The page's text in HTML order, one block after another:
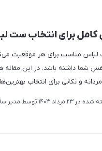
کامل برای انتخاب ست
مناسب برای هر موقعیت
شما داشته باشد. در این مقاله
و نکاتی برای انتخاب
شده در 23 مرداد 1403 توسط مدیر